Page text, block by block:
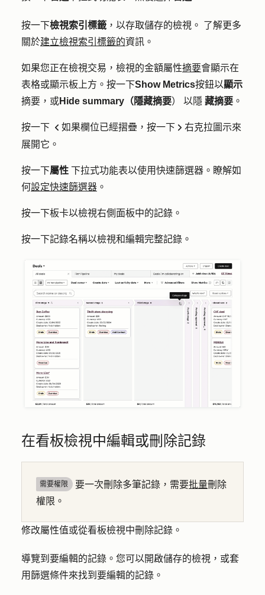
按一下檢視索引標籤 ，以存取儲存的檢視。 了解更多
關於建立檢視索引標籤的資訊。
如果您正在檢視交易，檢視的金額屬性摘要會顯示在
表格或顯示板上方。按一下Show Metrics按鈕以顯示
摘要，或Hide summary（隱藏摘要） 以隱 藏摘要 。
按一下 left 如果欄位已經摺疊 ，按一下 right 右克拉圖示來
展開它。
按一下屬性 下拉式功能表以使用快速篩選器。瞭解如
何設定快速篩選器 。
按一下板卡以檢視右側面板中的記錄。
按一下記錄名稱以檢視和編輯完整記錄。
在看板檢視中編輯或刪除記錄
需要權限 要一次刪除多筆記錄，需要批量刪除
權限。
修改屬性值或從看板檢視中刪除記錄。
導覽到要編輯的記錄。您可以開啟儲存的檢視，或套
用篩選條件來找到要編輯的記錄。